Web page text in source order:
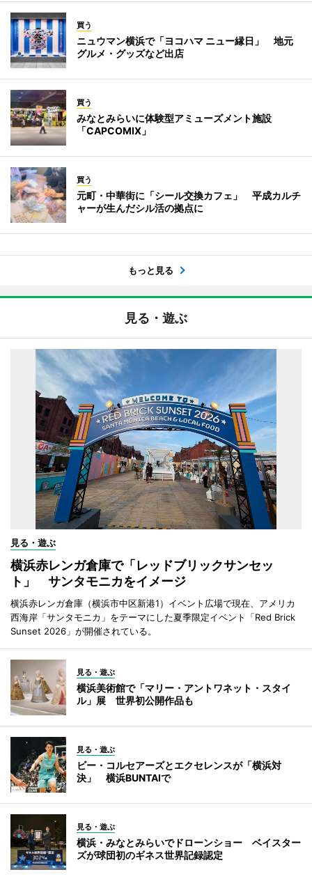
買う
ニュウマン横浜で「ヨコハマ ニュー縁日」 地元
グルメ・グッズなど出店
買う
みなとみらいに体験型アミューズメント施設
「CAPCOMIX」
買う
元町・中華街に「シール交換カフェ」 平成カルチ
ャーが生んだシル活の拠点に
もっと見る
見る・遊ぶ
見る・遊ぶ
横浜赤レンガ倉庫で「レッドブリックサンセッ
ト」 サンタモニカをイメージ
横浜赤レンガ倉庫（横浜市中区新港1）イベント広場で現在、アメリカ
西海岸「サンタモニカ」をテーマにした夏季限定イベント「Red Brick
Sunset 2026」が開催されている。
見る・遊ぶ
横浜美術館で「マリー・アントワネット・スタイ
ル」展 世界初公開作品も
見る・遊ぶ
ビー・コルセアーズとエクセレンスが「横浜対
決」 横浜BUNTAIで
見る・遊ぶ
横浜・みなとみらいでドローンショー ベイスター
ズが球団初のギネス世界記録認定